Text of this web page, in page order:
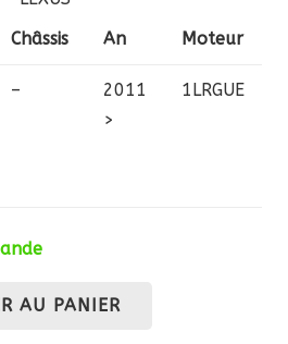
Châssis An Moteur
–
2011
>
1LRGUE
AU PANIER